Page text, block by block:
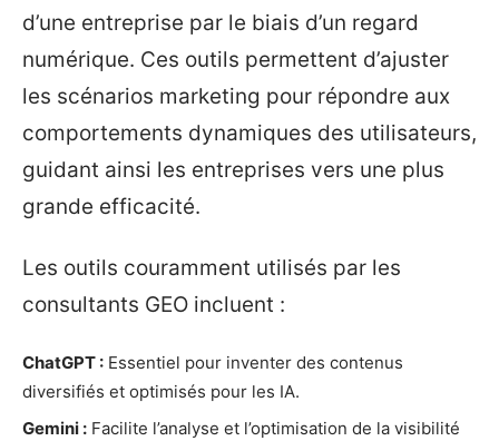
d’une entreprise par le biais d’un regard
numérique. Ces outils permettent d’ajuster
les scénarios marketing pour répondre aux
comportements dynamiques des utilisateurs,
guidant ainsi les entreprises vers une plus
grande efficacité.
Les outils couramment utilisés par les
consultants GEO incluent :
ChatGPT : Essentiel pour inventer des contenus
diversifiés et optimisés pour les IA.
Gemini : Facilite l’analyse et l’optimisation de la visibilité